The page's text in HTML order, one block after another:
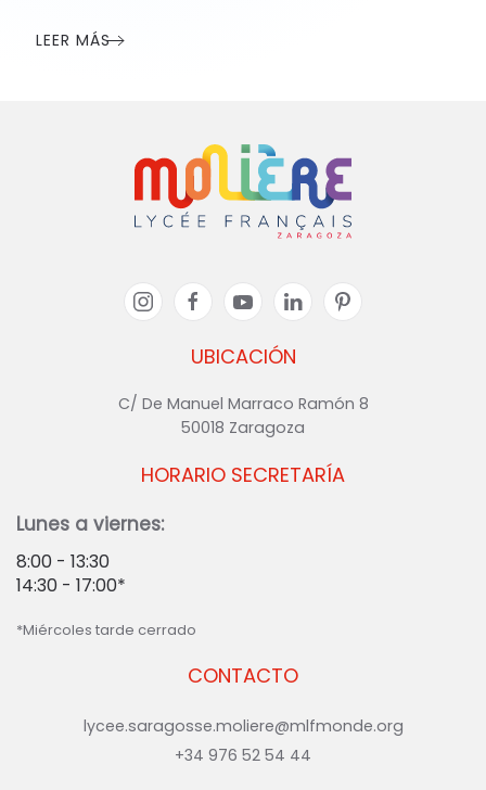
LEER MÁS
UBICACIÓN
C/ De Manuel Marraco Ramón 8
50018 Zaragoza
CONTACTO
lycee.saragosse.moliere@mlfmonde.org
+34 976 52 54 44
HORARIO SECRETARÍA
Lunes a viernes:
8:00 - 13:30
14:30 - 17:00*
*Miércoles tarde cerrado